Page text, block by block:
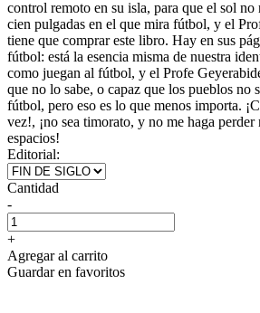
control remoto en su isla, para que el sol no
cien pulgadas en el que mira fútbol, y el
tiene que comprar este libro. Hay en sus
fútbol: está la esencia misma de nuestra
como juegan al fútbol, y el Profe
que no lo sabe, o capaz que los pueblos no
fútbol, pero eso es lo que menos importa.
vez!, ¡no sea timorato, y no me haga perder
espacios!
Editorial:
Cantidad
-
+
Agregar al carrito
Guardar en favoritos